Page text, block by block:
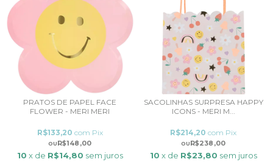
PRATOS DE PAPEL FACE
FLOWER - MERI MERI
R$148,00
R$133,20 com Pix
10 x de R$14,80 sem juros
SACOLINHAS SURPRESA HAPPY
ICONS - MERI M...
R$238,00
R$214,20 com Pix
10 x de R$23,80 sem juros